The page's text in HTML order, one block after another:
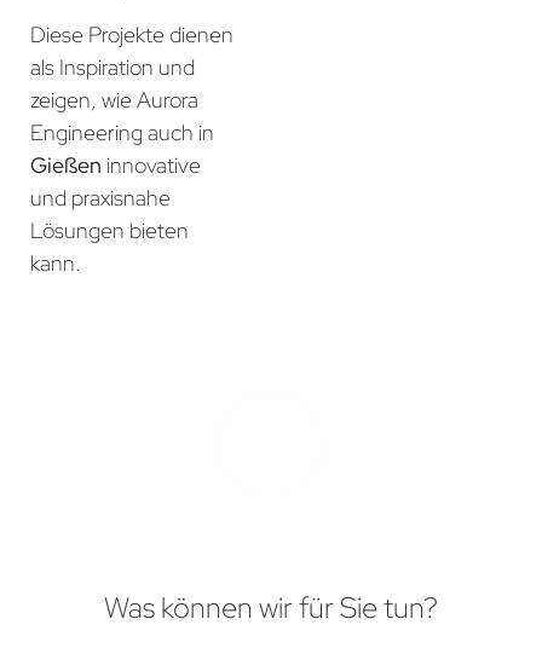
Diese Projekte dienen
als Inspiration und
zeigen, wie Aurora
Engineering auch in
Gießen innovative
und praxisnahe
Lösungen bieten
kann.
Was können wir für Sie tun?